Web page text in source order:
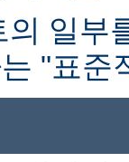
일부
"표준